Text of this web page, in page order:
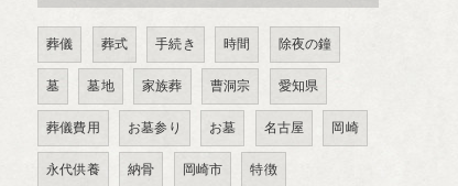
葬儀 葬式 手続き 時間 除夜の鐘
墓 墓地 家族葬 曹洞宗 愛知県
葬儀費用 お墓参り お墓 名古屋 岡崎
永代供養 納骨 岡崎市 特徴